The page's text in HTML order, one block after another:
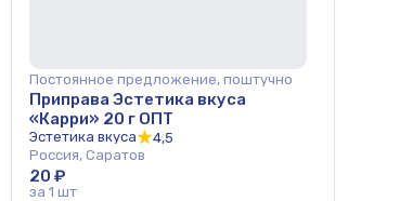
Постоянное предложение, поштучно
Приправа Эстетика вкуса
«Карри» 20 г ОПТ
Эстетика вкуса
4,5
Россия, Саратов
20 ₽
за 1 шт